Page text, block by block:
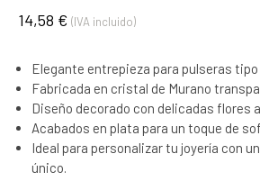
14,58 € (IVA incluido)
Elegante entrepieza para pulseras
Fabricada en cristal de Murano
Diseño decorado con delicadas flores
Acabados en plata para un toque de
Ideal para personalizar tu joyería con
único.